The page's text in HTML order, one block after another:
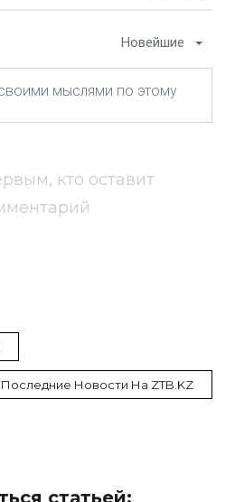
Новейшие
кто оставит
Новости На ZTB.KZ
статьей: